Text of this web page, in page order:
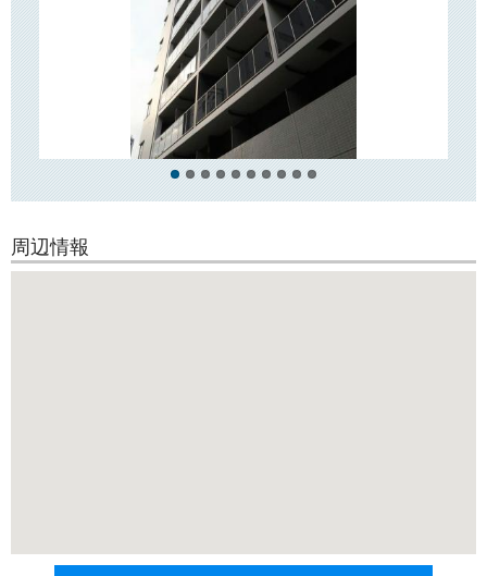
ン」「モダンクラシック」の3タイプ！
【クレイシアWi-Fi】完備でインターネットが無料
お引越し後、すぐに利用可能！ Wi-Fiにお手持ちの携帯端末やPCなど
を接続して、お部屋のどこでもインターネットがお楽しみいただけま
こちらはペット飼育可のマンションですので、大切な家族の一員であ
（小型犬または猫どちらか１匹・保証金2か月・退去時償却）
周辺情報